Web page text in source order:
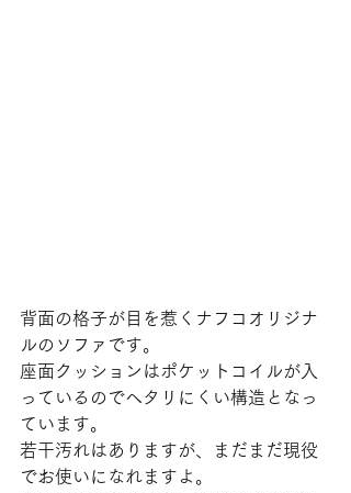
背面の格子が目を惹くナフコオリジナ
ルのソファです。
座面クッションはポケットコイルが入
っているのでヘタリにくい構造となっ
ています。
若干汚れはありますが、まだまだ現役
でお使いになれますよ。